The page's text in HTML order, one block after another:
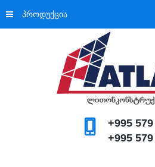
+995
+995
პროდუქცია